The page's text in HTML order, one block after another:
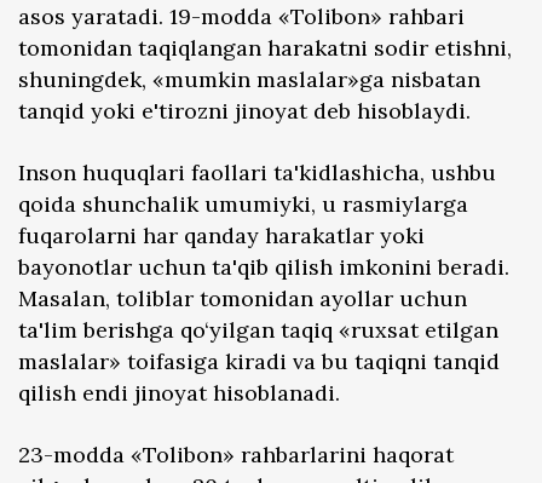
asos yaratadi. 19-modda «Tolibon» rahbari
tomonidan taqiqlangan harakatni sodir etishni,
shuningdek, «mumkin maslalar»ga nisbatan
tanqid yoki e'tirozni jinoyat deb hisoblaydi.
Inson huquqlari faollari ta'kidlashicha, ushbu
qoida shunchalik umumiyki, u rasmiylarga
fuqarolarni har qanday harakatlar yoki
bayonotlar uchun ta'qib qilish imkonini beradi.
Masalan, toliblar tomonidan ayollar uchun
ta'lim berishga qo‘yilgan taqiq «ruxsat etilgan
maslalar» toifasiga kiradi va bu taqiqni tanqid
qilish endi jinoyat hisoblanadi.
23-modda «Tolibon» rahbarlarini haqorat